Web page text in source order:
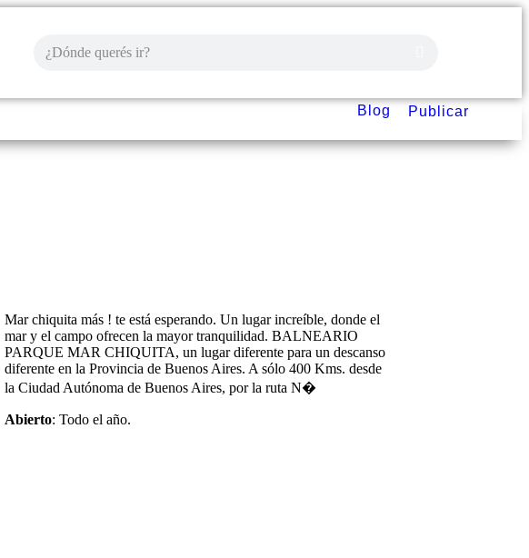
Blog Publicar
Mar chiquita más ! te está esperando. Un lugar increíble, donde el
mar y el campo ofrecen la mayor tranquilidad. BALNEARIO
PARQUE MAR CHIQUITA, un lugar diferente para un descanso
diferente en la Provincia de Buenos Aires. A sólo 400 Kms. desde
la Ciudad Autónoma de Buenos Aires, por la ruta N�
Abierto: Todo el año.